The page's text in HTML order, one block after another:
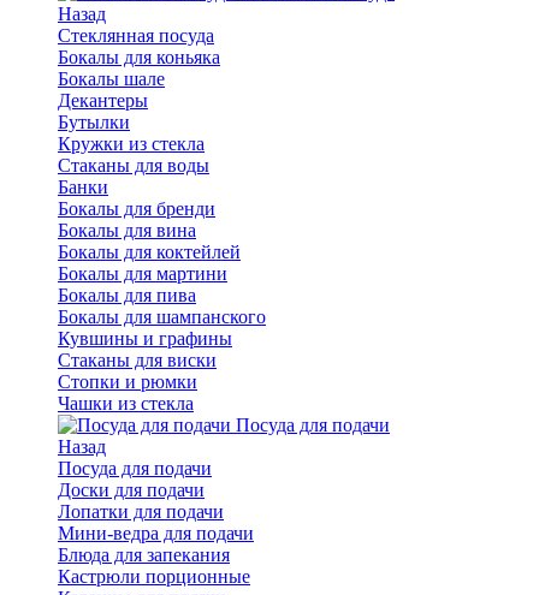
Назад
Стеклянная посуда
Бокалы для коньяка
Бокалы шале
Декантеры
Бутылки
Кружки из стекла
Стаканы для воды
Банки
Бокалы для бренди
Бокалы для вина
Бокалы для коктейлей
Бокалы для мартини
Бокалы для пива
Бокалы для шампанского
Кувшины и графины
Стаканы для виски
Стопки и рюмки
Чашки из стекла
Посуда для подачи
Назад
Посуда для подачи
Доски для подачи
Лопатки для подачи
Мини-ведра для подачи
Блюда для запекания
Кастрюли порционные